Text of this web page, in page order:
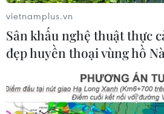
09/08/2026 14:11
Iran ra điều kiện yêu cầu Mỹ
quân, bồi thường để mở lại eo
09/08/2026 07:08
vietnamplus.vn
Sân khấu nghệ thuật thực
đẹp huyền thoại vùng hồ